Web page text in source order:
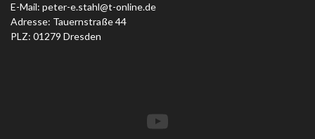
E-Mail: peter-e.stahl@t-online.de
Adresse: Tauernstraße 44
PLZ: 01279 Dresden
YouTube